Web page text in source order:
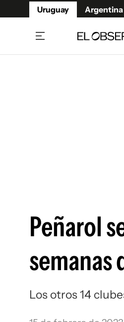
Uruguay Argentina
Peñarol
semanas
Los otros 14